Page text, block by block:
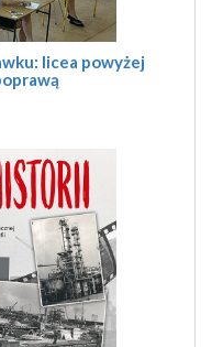
licea powyżej